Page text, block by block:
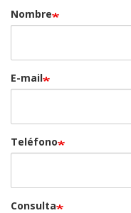
Nombre
E-mail
Teléfono
Consulta